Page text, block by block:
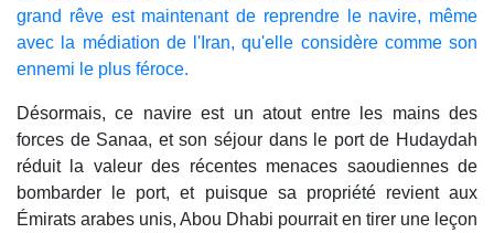
grand rêve est maintenant de reprendre le navire, même
avec la médiation de l'Iran, qu'elle considère comme son
ennemi le plus féroce.
Désormais, ce navire est un atout entre les mains des
forces de Sanaa, et son séjour dans le port de Hudaydah
réduit la valeur des récentes menaces saoudiennes de
bombarder le port, et puisque sa propriété revient aux
Émirats arabes unis, Abou Dhabi pourrait en tirer une leçon